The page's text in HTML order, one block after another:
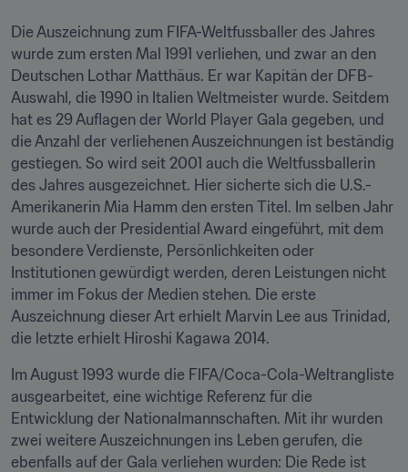
Die Auszeichnung zum FIFA-Weltfussballer des Jahres
wurde zum ersten Mal 1991 verliehen, und zwar an den
Deutschen Lothar Matthäus. Er war Kapitän der DFB-
Auswahl, die 1990 in Italien Weltmeister wurde. Seitdem
hat es 29 Auflagen der World Player Gala gegeben, und
die Anzahl der verliehenen Auszeichnungen ist beständig
gestiegen. So wird seit 2001 auch die Weltfussballerin
des Jahres ausgezeichnet. Hier sicherte sich die U.S.-
Amerikanerin Mia Hamm den ersten Titel. Im selben Jahr
wurde auch der Presidential Award eingeführt, mit dem
besondere Verdienste, Persönlichkeiten oder
Institutionen gewürdigt werden, deren Leistungen nicht
immer im Fokus der Medien stehen. Die erste
Auszeichnung dieser Art erhielt Marvin Lee aus Trinidad,
die letzte erhielt Hiroshi Kagawa 2014.
Im August 1993 wurde die FIFA/Coca-Cola-Weltrangliste
ausgearbeitet, eine wichtige Referenz für die
Entwicklung der Nationalmannschaften. Mit ihr wurden
zwei weitere Auszeichnungen ins Leben gerufen, die
ebenfalls auf der Gala verliehen wurden: Die Rede ist